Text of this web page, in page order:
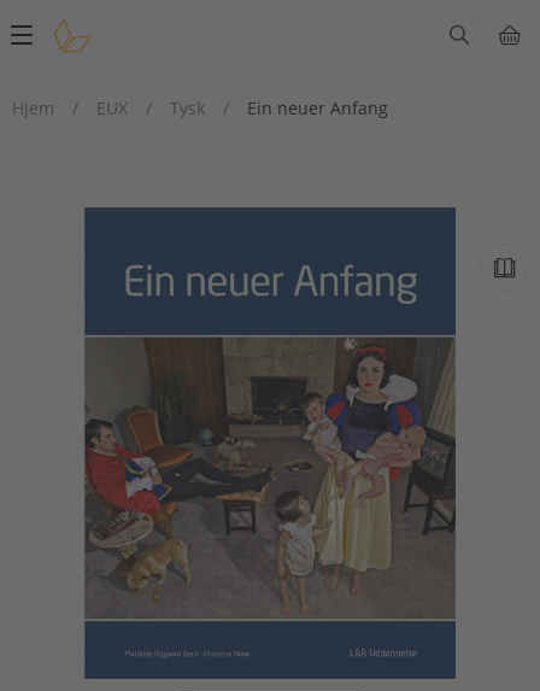
Main
Hjem
/ EUX / Tysk / Ein neuer Anfang